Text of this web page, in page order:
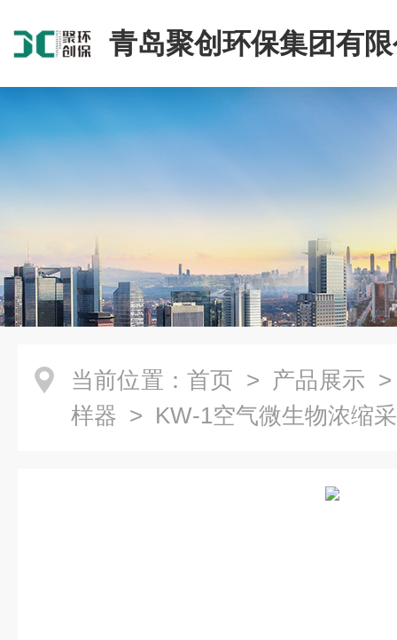
青岛聚创环保集团有
当前位置： 首页 > 产品展示
样器 > KW-1空气微生物浓缩